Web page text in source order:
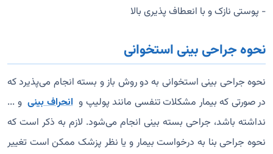
- پوستی نازک و با انعطاف پذیری بالا
نحوه جراحی بینی استخوانی
نحوه جراحی بینی استخوانی به دو روش باز و بسته انجام می‌پذیرد که
در صورتی که بیمار مشکلات تنفسی مانند پولیپ و انحراف بینی و ...
نداشته باشد، جراحی بسته بینی انجام می‌شود. لازم به ذکر است که
نحوه جراحی بنا به درخواست بیمار و یا نظر پزشک ممکن است تغییر